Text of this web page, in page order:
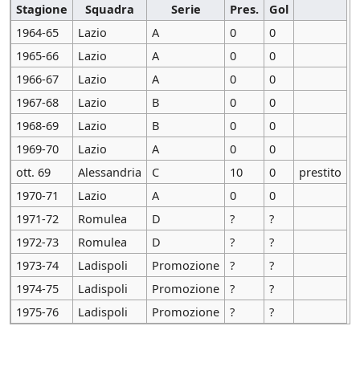
Stagione Squadra Serie Pres.
Gol
1964-65
Lazio A 0
0
1965-66
Lazio A 0
0
1966-67
Lazio A 0
0
1967-68
Lazio B 0
0
1968-69
Lazio B 0
0
1969-70
Lazio A 0
0
ott. 69
Alessandria C 10 0
prestito
1970-71
Lazio A 0
0
1971-72
Romulea D ?
?
1972-73
Romulea D ?
?
1973-74
Ladispoli Promozione ?
?
1974-75
Ladispoli Promozione ?
?
1975-76
Ladispoli Promozione ? ?